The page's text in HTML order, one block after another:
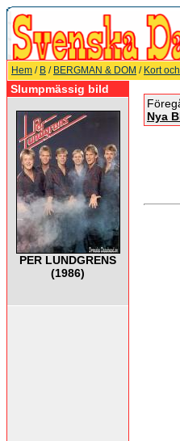
Hem / B / BERGMAN & DOM / Kort
Slumpmässig bild
PER LUNDGRENS
(1986)
Nya